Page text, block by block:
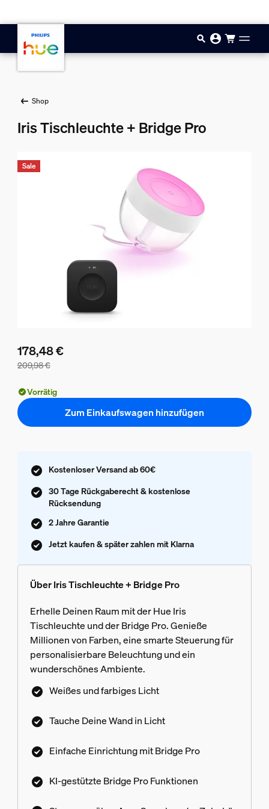
Shop
Iris Tischleuchte + Bridge Pro
209,98 €
178,48 €
Sale
Vorrätig
Zum Einkaufswagen hinzufügen
Kostenloser Versand ab 60€
30 Tage Rückgaberecht & kostenlose
Rücksendung
2 Jahre Garantie
Jetzt kaufen & später zahlen mit Klarna
Über Iris Tischleuchte + Bridge Pro
Erhelle Deinen Raum mit der Hue Iris
Tischleuchte und der Bridge Pro. Genieße
Millionen von Farben, eine smarte Steuerung für
personalisierbare Beleuchtung und ein
wunderschönes Ambiente.
Weißes und farbiges Licht
Tauche Deine Wand in Licht
Einfache Einrichtung mit Bridge Pro
KI-gestützte Bridge Pro Funktionen